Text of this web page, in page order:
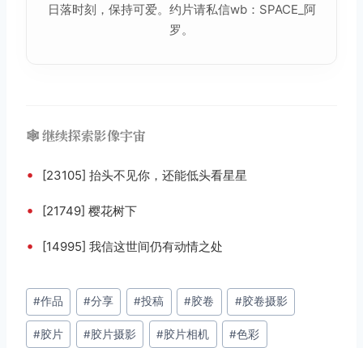
日落时刻，保持可爱。约片请私信wb：SPACE_阿
罗。
🕸️ 继续探索影像宇宙
• [23105] 抬头不见你，还能低头看星星
• [21749] 樱花树下
• [14995] 我信这世间仍有动情之处
文
章
标
#作品 #分享 #投稿 #胶卷 #胶卷摄影
#胶片 #胶片摄影 #胶片相机 #色彩